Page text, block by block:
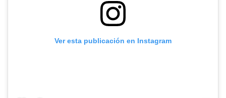
Ver esta publicación en Instagram